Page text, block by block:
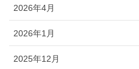
2026年4月
2026年1月
2025年12月